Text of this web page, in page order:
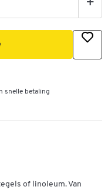
+
snelle betaling
of linoleum. Van